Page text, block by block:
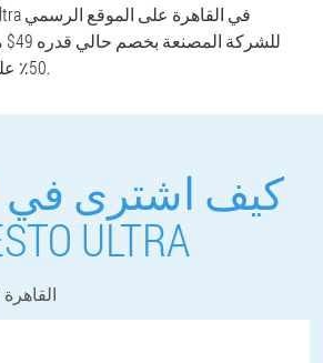
50٪ على المنتج خصيصا لك.
كيف اشترى في
ULTRA
القاهرة